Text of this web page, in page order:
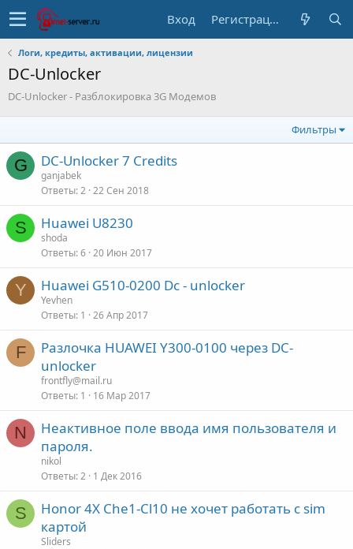
Вход Регистрация
Логи, кредиты, активации, лицензии
DC-Unlocker
DC-Unlocker - Разблокировка 3G Модемов
Фильтры
G DC-Unlocker 7 Credits
ganjabek
Ответы 2 22 Сен 2018
S Huawei U8230
shoda
Ответы 6 20 Июн 2017
Y Huawei G510-0200 Dc - unlocker
Yevhen
Ответы 1 26 Апр 2017
F
Разлочка HUAWEI Y300-0100 через DC-
unlocker
frontfly@mail.ru
Ответы 1 16 Мар 2017
N
Неактивное поле ввода имя пользователя и
пароля.
nikol
Ответы 2 1 Дек 2016
S
Honor 4X Che1-Cl10 не хочет работать с sim
картой
Sliders